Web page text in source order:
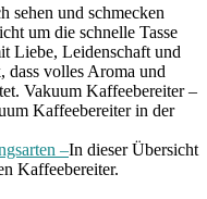
sehen und schmecken
um die schnelle Tasse
Liebe, Leidenschaft und
dass volles Aroma und
Vakuum Kaffeebereiter –
Kaffeebereiter in der
–In dieser Übersicht
Kaffeebereiter.